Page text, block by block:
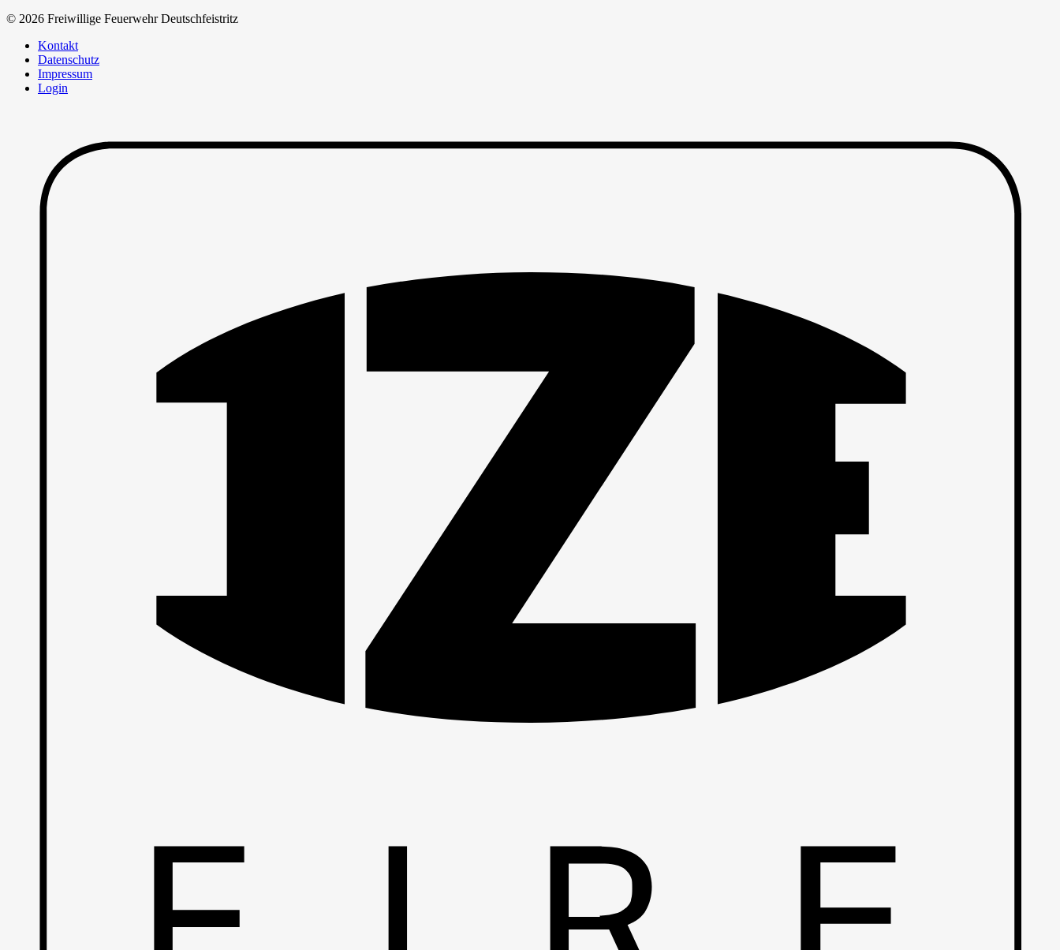
© 2026 Freiwillige Feuerwehr Deutschfeistritz
Kontakt
Datenschutz
Impressum
Login